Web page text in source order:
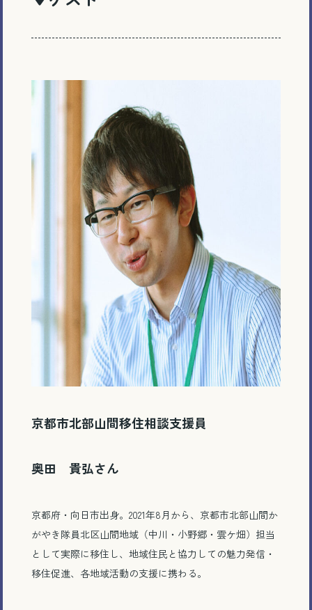
京都市北部山間移住相談支援員
奥田 貴弘さん
京都府・向日市出身。2021年8月から、京都市北部山間か
がやき隊員北区山間地域（中川・小野郷・雲ケ畑）担当
として実際に移住し、地域住民と協力しての魅力発信・
移住促進、各地域活動の支援に携わる。